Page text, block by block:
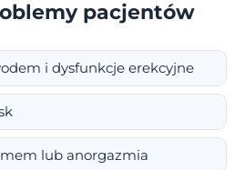
pacjentów
i dysfunkcje erekcyjne
lub anorgazmia